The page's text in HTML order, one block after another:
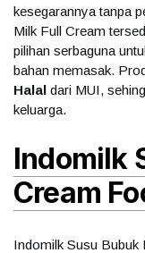
kesegarannya tanpa
Milk Full Cream
pilihan serbaguna
bahan memasak.
Halal dari MUI,
keluarga.
Indomilk
Cream
Indomilk Susu Bubuk